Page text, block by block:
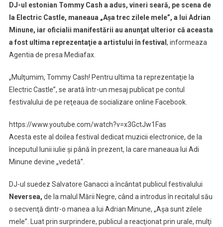
INTERZIS
la
Electric
Castle,
a
pus
o
a
lui
DJ-ul estonian Tommy Cash a adus, vineri seară, pe scena de
la Electric Castle, maneaua „Aşa trec zilele mele”, a lui Adrian
Minune, iar oficialii manifestării au anunţat ulterior că aceasta
a fost ultima reprezentaţie a artistului în festival , informeaza
Agentia de presa Mediafax.
„Mulţumim, Tommy Cash! Pentru ultima ta reprezentaţie la
Electric Castle”, se arată într-un mesaj publicat pe contul
festivalului de pe reţeaua de socializare online Facebook.
https://www.youtube.com/watch?v=x3GctJw1Fas
Acesta este al doilea festival dedicat muzicii electronice, de la
începutul lunii iulie şi până în prezent, la care maneaua lui Adi
Minune devine „vedetă”.
DJ-ul suedez Salvatore Ganacci a încântat publicul festivalului
Neversea, de la malul Mării Negre, când a introdus în recitalul său
o secvenţă dintr-o manea a lui Adrian Minune, „Aşa sunt zilele
mele”. Luat prin surprindere, publicul a reacţionat prin urale, mulţi